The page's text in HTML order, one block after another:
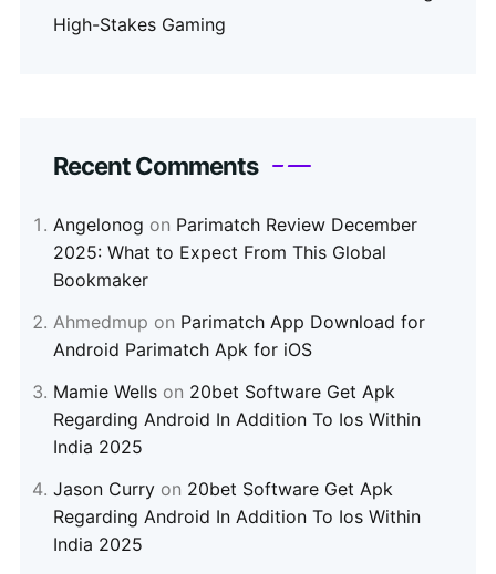
High-Stakes Gaming
Recent Comments
Angelonog on Parimatch Review December
2025: What to Expect From This Global
Bookmaker
Ahmedmup on Parimatch App Download for
Android Parimatch Apk for iOS
Mamie Wells on 20bet Software Get Apk
Regarding Android In Addition To Ios Within
India 2025
Jason Curry on 20bet Software Get Apk
Regarding Android In Addition To Ios Within
India 2025